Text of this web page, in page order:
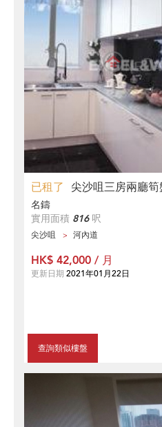
已租了 尖沙咀三房兩廳
名鑄
實用面積 816呎
尖沙咀 河內道
查詢類似樓盤
HK$ 42,000 / 月
更新日期 2021年01月22日